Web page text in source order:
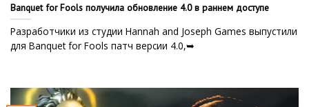
Banquet for Fools получила обновление 4.0 в раннем доступе
Разработчики из студии Hannah and Joseph Games выпустили
для Banquet for Fools патч версии 4.0,➥